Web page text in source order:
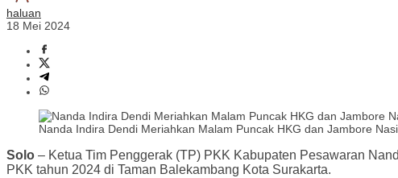
haluan
18 Mei 2024
Nanda Indira Dendi Meriahkan Malam Puncak HKG dan Jambore
Solo – Ketua Tim Penggerak (TP) PKK Kabupaten Pesawaran
PKK tahun 2024 di Taman Balekambang Kota Surakarta.